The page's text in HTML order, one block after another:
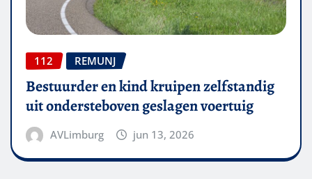
112 REMUNJ
Bestuurder en kind kruipen zelfstandig
uit ondersteboven geslagen voertuig
AVLimburg jun 13, 2026